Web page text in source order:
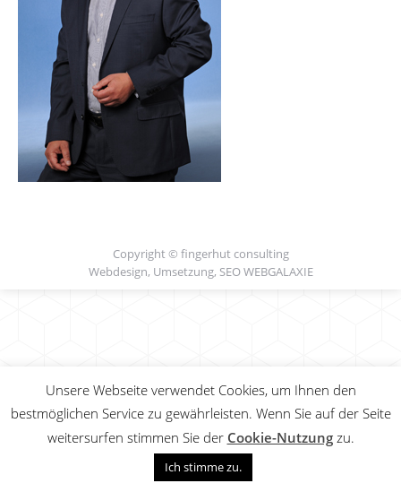
Copyright © fingerhut consulting
Webdesign, Umsetzung, SEOWEBGALAXIE
Unsere Webseite verwendet Cookies, um Ihnen den
bestmöglichen Service zu gewährleisten. Wenn Sie auf der Seite
weitersurfen stimmen Sie der Cookie-Nutzungzu.
Ich stimme zu.